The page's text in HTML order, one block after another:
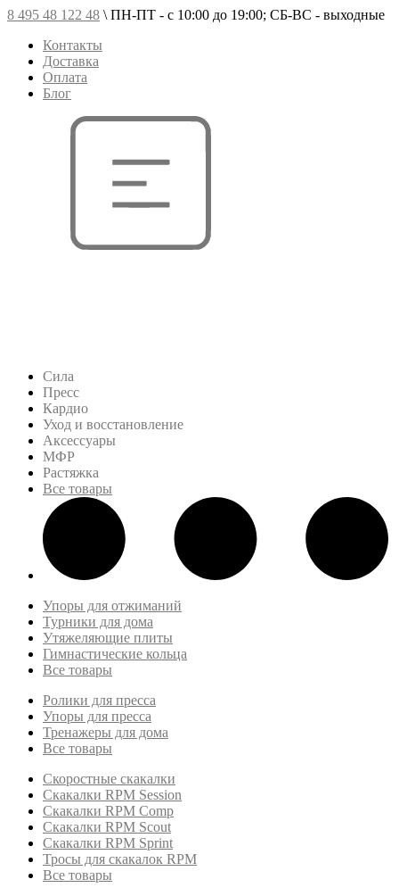
8 495 48 122 48 \ ПН-ПТ - с 10:00 до 19:00; СБ-ВС - выходные
Контакты
Доставка
Оплата
Блог
Сила
Пресс
Кардио
Уход и восстановление
Аксессуары
МФР
Растяжка
Все товары
Упоры для отжиманий
Турники для дома
Утяжеляющие плиты
Гимнастические кольца
Все товары
Ролики для пресса
Упоры для пресса
Тренажеры для дома
Все товары
Скоростные скакалки
Скакалки RPM Session
Скакалки RPM Comp
Скакалки RPM Scout
Скакалки RPM Sprint
Тросы для скакалок RPM
Все товары